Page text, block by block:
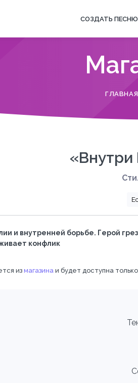
СОЗДАТЬ ПЕСНЮ
ГЛАВНАЯ
и внутренней борьбе. Герой
конфлик
из магазина и будет доступна